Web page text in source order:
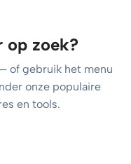
op zoek?
of gebruik het menu
onze populaire
en tools.